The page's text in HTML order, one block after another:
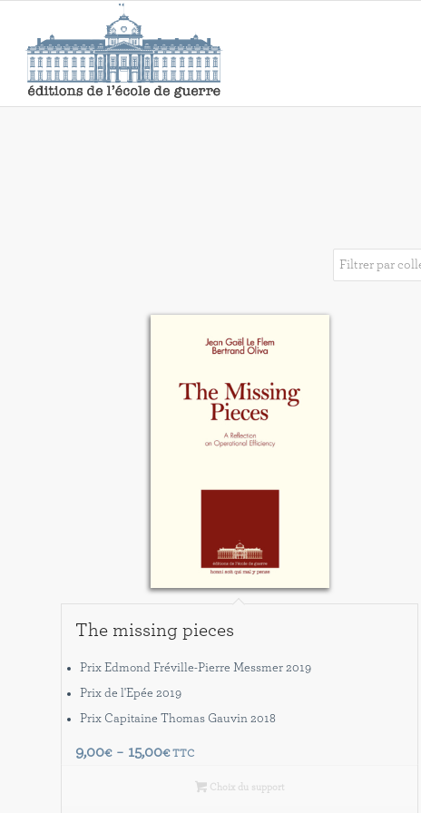
The missing pieces
Prix Edmond Fréville-Pierre Messmer 2019
Prix de l'Epée 2019
Prix Capitaine Thomas Gauvin 2018
9,00€ – 15,00€Plage
TTC
Choix du support